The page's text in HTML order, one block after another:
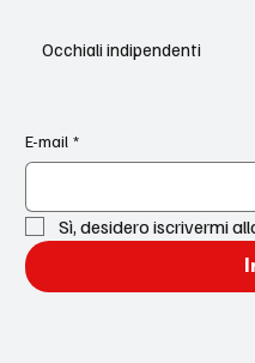
Occhiali indipendenti
E-mail *
Sì, desidero iscrivermi